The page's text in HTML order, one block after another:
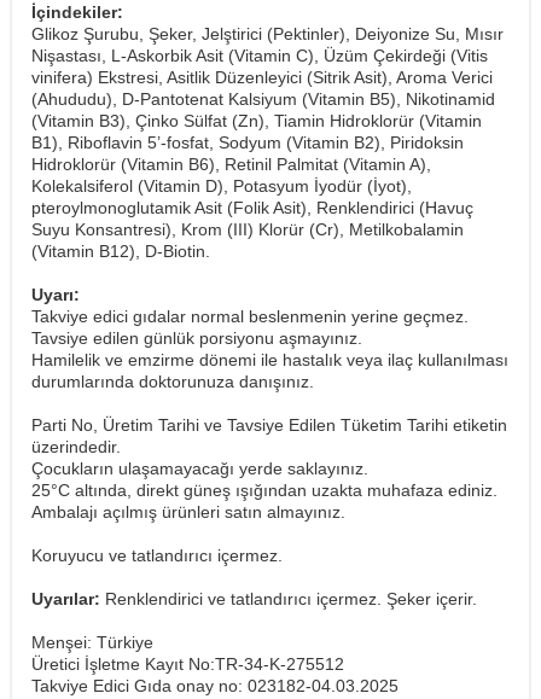
İçindekiler:
Glikoz Şurubu, Şeker, Jelştirici (Pektinler), Deiyonize Su, Mısır
Nişastası, L-Askorbik Asit (Vitamin C), Üzüm Çekirdeği (Vitis
vinifera) Ekstresi, Asitlik Düzenleyici (Sitrik Asit), Aroma Verici
(Ahududu), D-Pantotenat Kalsiyum (Vitamin B5), Nikotinamid
(Vitamin B3), Çinko Sülfat (Zn), Tiamin Hidroklorür (Vitamin
B1), Riboflavin 5’-fosfat, Sodyum (Vitamin B2), Piridoksin
Hidroklorür (Vitamin B6), Retinil Palmitat (Vitamin A),
Kolekalsiferol (Vitamin D), Potasyum İyodür (İyot),
pteroylmonoglutamik Asit (Folik Asit), Renklendirici (Havuç
Suyu Konsantresi), Krom (III) Klorür (Cr), Metilkobalamin
(Vitamin B12), D-Biotin.
Uyarı:
Takviye edici gıdalar normal beslenmenin yerine geçmez.
Tavsiye edilen günlük porsiyonu aşmayınız.
Hamilelik ve emzirme dönemi ile hastalık veya ilaç kullanılması
durumlarında doktorunuza danışınız.
Parti No, Üretim Tarihi ve Tavsiye Edilen Tüketim Tarihi etiketin
üzerindedir.
Çocukların ulaşamayacağı yerde saklayınız.
25°C altında, direkt güneş ışığından uzakta muhafaza ediniz.
Ambalajı açılmış ürünleri satın almayınız.
Koruyucu ve tatlandırıcı içermez.
Uyarılar: Renklendirici ve tatlandırıcı içermez. Şeker içerir.
Menşei: Türkiye
Üretici İşletme Kayıt No:TR-34-K-275512
Takviye Edici Gıda onay no: 023182-04.03.2025